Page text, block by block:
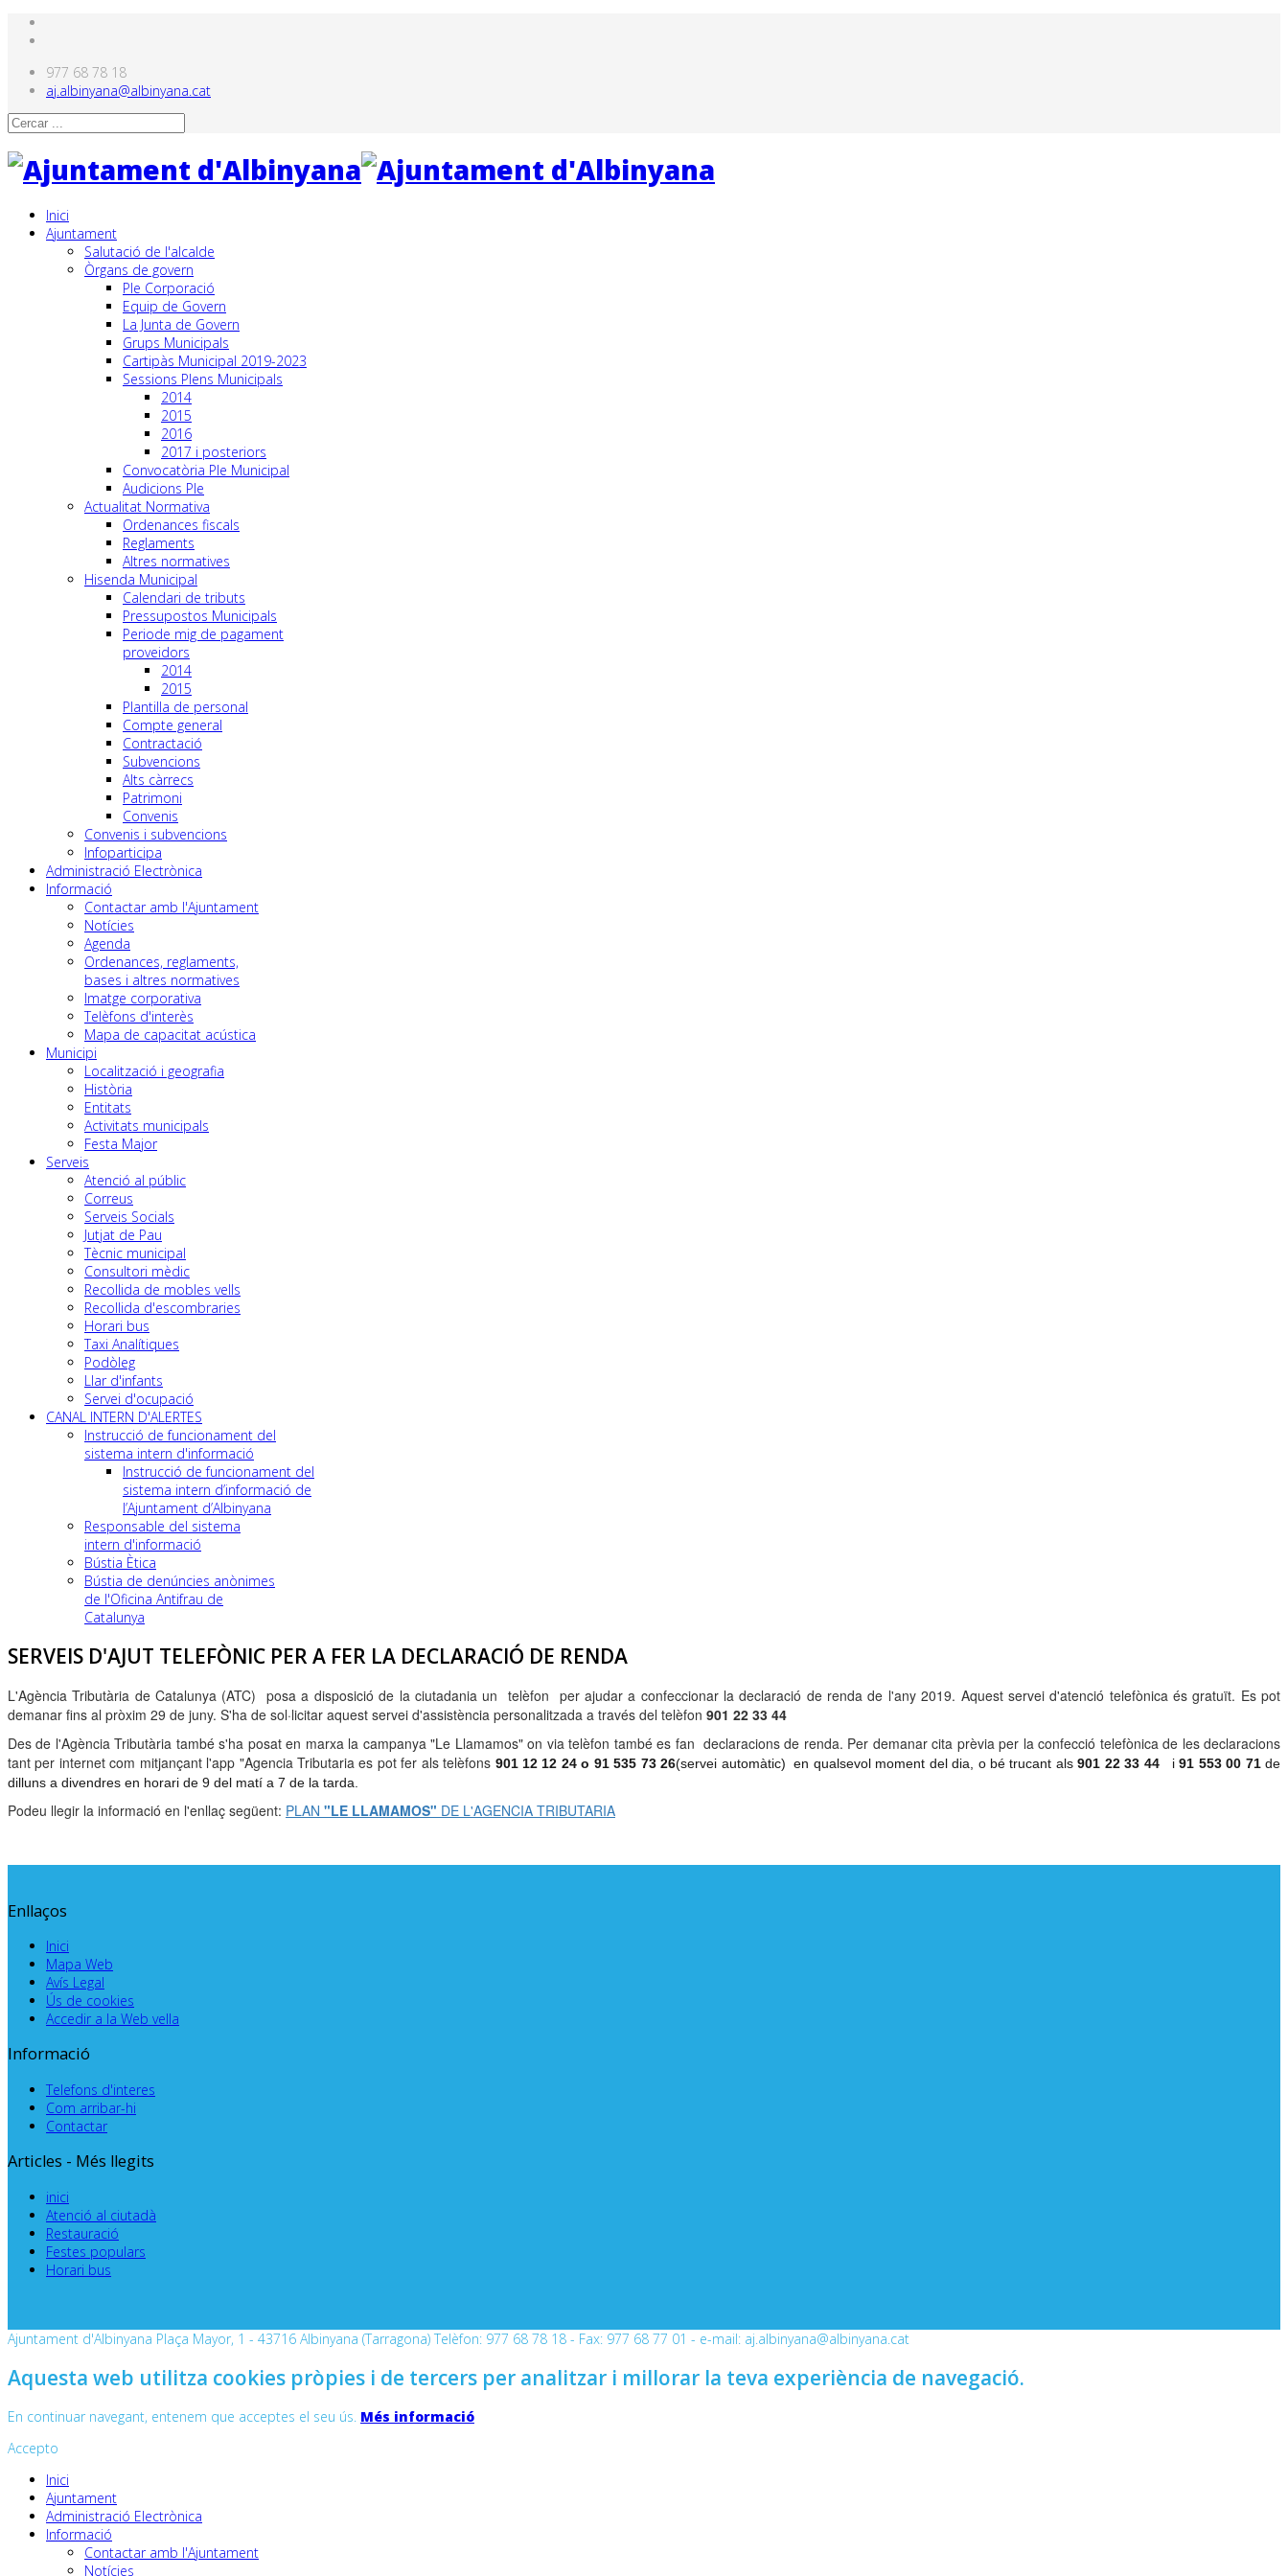
977 68 78 18
aj.albinyana@albinyana.cat
Inici
Ajuntament
Salutació de l'alcalde
Òrgans de govern
Ple Corporació
Equip de Govern
La Junta de Govern
Grups Municipals
Cartipàs Municipal 2019-2023
Sessions Plens Municipals
2014
2015
2016
2017 i posteriors
Convocatòria Ple Municipal
Audicions Ple
Actualitat Normativa
Ordenances fiscals
Reglaments
Altres normatives
Hisenda Municipal
Calendari de tributs
Pressupostos Municipals
Periode mig de pagament
proveidors
2014
2015
Plantilla de personal
Compte general
Contractació
Subvencions
Alts càrrecs
Patrimoni
Convenis
Convenis i subvencions
Infoparticipa
Administració Electrònica
Informació
Contactar amb l'Ajuntament
Notícies
Agenda
Ordenances, reglaments,
bases i altres normatives
Imatge corporativa
Telèfons d'interès
Mapa de capacitat acústica
Municipi
Localització i geografia
Història
Entitats
Activitats municipals
Festa Major
Serveis
Atenció al públic
Correus
Serveis Socials
Jutjat de Pau
Tècnic municipal
Consultori mèdic
Recollida de mobles vells
Recollida d'escombraries
Horari bus
Taxi Analítiques
Podòleg
Llar d'infants
Servei d'ocupació
CANAL INTERN D'ALERTES
Instrucció de funcionament del
sistema intern d'informació
Instrucció de funcionament del
sistema intern d’informació de
l’Ajuntament d’Albinyana
Responsable del sistema
intern d'informació
Bústia Ètica
Bústia de denúncies anònimes
de l'Oficina Antifrau de
Catalunya
SERVEIS D'AJUT TELEFÒNIC PER A FER LA DECLARACIÓ DE RENDA
L'Agència Tributària de Catalunya (ATC) posa a disposició de la ciutadania un telèfon per ajudar a confeccionar la declaració de renda de l'any 2019. Aquest servei d'atenció telefònica és gratuït. Es pot
demanar fins al pròxim 29 de juny. S'ha de sol·licitar aquest servei d'assistència personalitzada a través del telèfon 901 22 33 44
Des de l'Agència Tributària també s'ha posat en marxa la campanya "Le Llamamos" on via telèfon també es fan declaracions de renda. Per demanar cita prèvia per la confecció telefònica de les declaracions
tant per internet com mitjançant l'app "Agencia Tributaria es pot fer als telèfons 901 12 12 24 o 91 535 73 26(servei automàtic) en qualsevol moment del dia, o bé trucant als901 22 33 44 i91 553 00 71de
dilluns a divendres en horari de 9 del matí a 7 de la tarda.
Podeu llegir la informació en l'enllaç següent: PLAN "LE LLAMAMOS" DE L'AGENCIA TRIBUTARIA
Enllaços
Inici
Mapa Web
Avís Legal
Ús de cookies
Accedir a la Web vella
Informació
Telefons d'interes
Com arribar-hi
Contactar
Articles - Més llegits
inici
Atenció al ciutadà
Restauració
Festes populars
Horari bus
Ajuntament d'Albinyana Plaça Mayor, 1 - 43716 Albinyana (Tarragona) Telèfon: 977 68 78 18 - Fax: 977 68 77 01 - e-mail: aj.albinyana@albinyana.cat
Aquesta web utilitza cookies pròpies i de tercers per analitzar i millorar la teva experiència de navegació.
En continuar navegant, entenem que acceptes el seu ús. Més informació
Accepto
Inici
Ajuntament
Administració Electrònica
Informació
Contactar amb l'Ajuntament
Notícies